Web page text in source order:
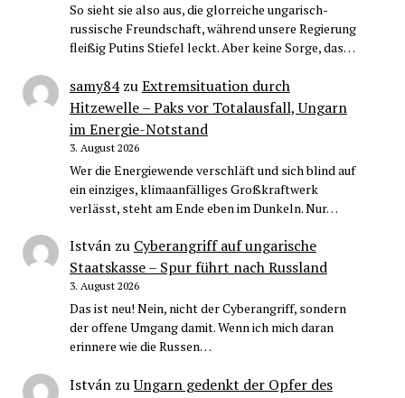
So sieht sie also aus, die glorreiche ungarisch-
russische Freundschaft, während unsere Regierung
fleißig Putins Stiefel leckt. Aber keine Sorge, das…
samy84zuExtremsituation durch
Hitzewelle – Paks vor Totalausfall, Ungarn
im Energie-Notstand
3. August 2026
Wer die Energiewende verschläft und sich blind auf
ein einziges, klimaanfälliges Großkraftwerk
verlässt, steht am Ende eben im Dunkeln. Nur…
Istvánzu Cyberangriff auf ungarische
Staatskasse – Spur führt nach Russland
3. August 2026
Das ist neu! Nein, nicht der Cyberangriff, sondern
der offene Umgang damit. Wenn ich mich daran
erinnere wie die Russen…
IstvánzuUngarn gedenkt der Opfer des